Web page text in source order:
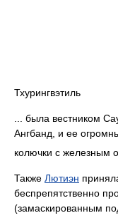
Тхурингвэтиль
... была вестником
Ангбанд, и ее
колючки с железным
Также Лютиэн
беспрепятственно
(замаскированным